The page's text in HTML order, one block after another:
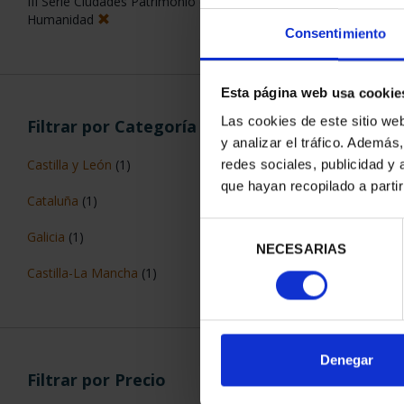
Consentimiento
Esta página web usa
Las cookies de este sitio
y analizar el tráfico.
redes sociales, publicidad y
que hayan recopilado a
consentimiento
NECESARIAS
Denegar
Humanidad
Filtrar por Categoría
Castilla y León (1)
Cataluña (1)
Galicia (1)
Castilla-La Mancha (1)
Filtrar por Precio
CIUDADES
ORDENAR POR: